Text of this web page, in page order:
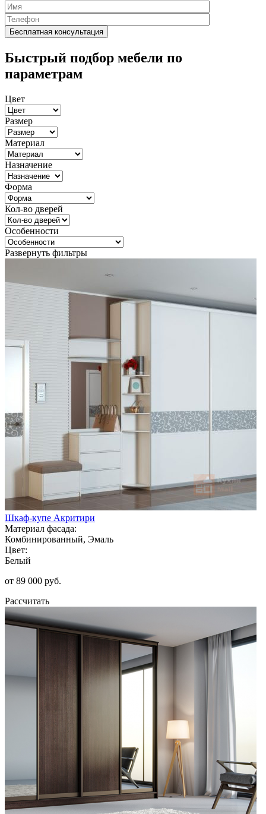
Быстрый подбор мебели по
параметрам
Цвет
Размер
Материал
Назначение
Форма
Кол-во дверей
Особенности
Развернуть фильтры
Шкаф-купе Акритири
Материал фасада:
Комбинированный, Эмаль
Цвет:
Белый
от 89 000 руб.
Рассчитать